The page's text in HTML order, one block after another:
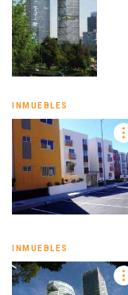
INMUEBLES
INMUEBLES